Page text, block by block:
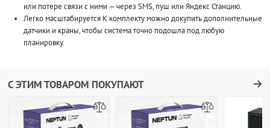
или потере связи с ними — через SMS, пуш или Яндекс Станцию.
Легко масштабируется К комплекту можно докупить дополнительные
датчики и краны, чтобы система точно подошла под любую
планировку.
С ЭТИМ ТОВАРОМ ПОКУПАЮТ